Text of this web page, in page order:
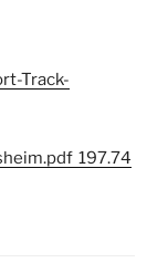
Track-
197.74